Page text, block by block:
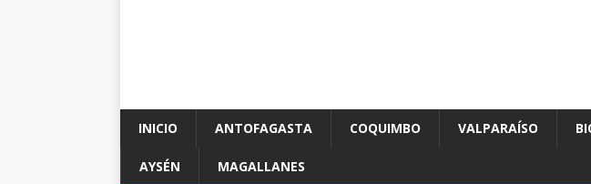
INICIO ANTOFAGASTA COQUIMBO VALPARAÍSO
AYSÉN MAGALLANES